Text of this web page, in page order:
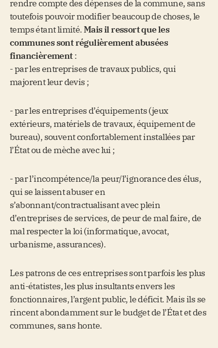
rendre compte des dépenses de la commune, sans
toutefois pouvoir modifier beaucoup de choses, le
temps étant limité.Mais il ressort que les
communes sont régulièrement abusées
financièrement:
- par les entreprises de travaux publics, qui
majorent leur devis ;
- par les entreprises d’équipements (jeux
extérieurs, matériels de travaux, équipement de
bureau), souvent confortablement installées par
l’État ou de mèche avec lui ;
- par l’incompétence/la peur/l’ignorance des élus,
qui se laissent abuser en
s’abonnant/contractualisant avec plein
d’entreprises de services, de peur de mal faire, de
mal respecter la loi (informatique, avocat,
urbanisme, assurances).
Les patrons de ces entreprises sont parfois les plus
anti-étatistes, les plus insultants envers les
fonctionnaires, l’argent public, le déficit. Mais ils se
rincent abondamment sur le budget de l’État et des
communes, sans honte.